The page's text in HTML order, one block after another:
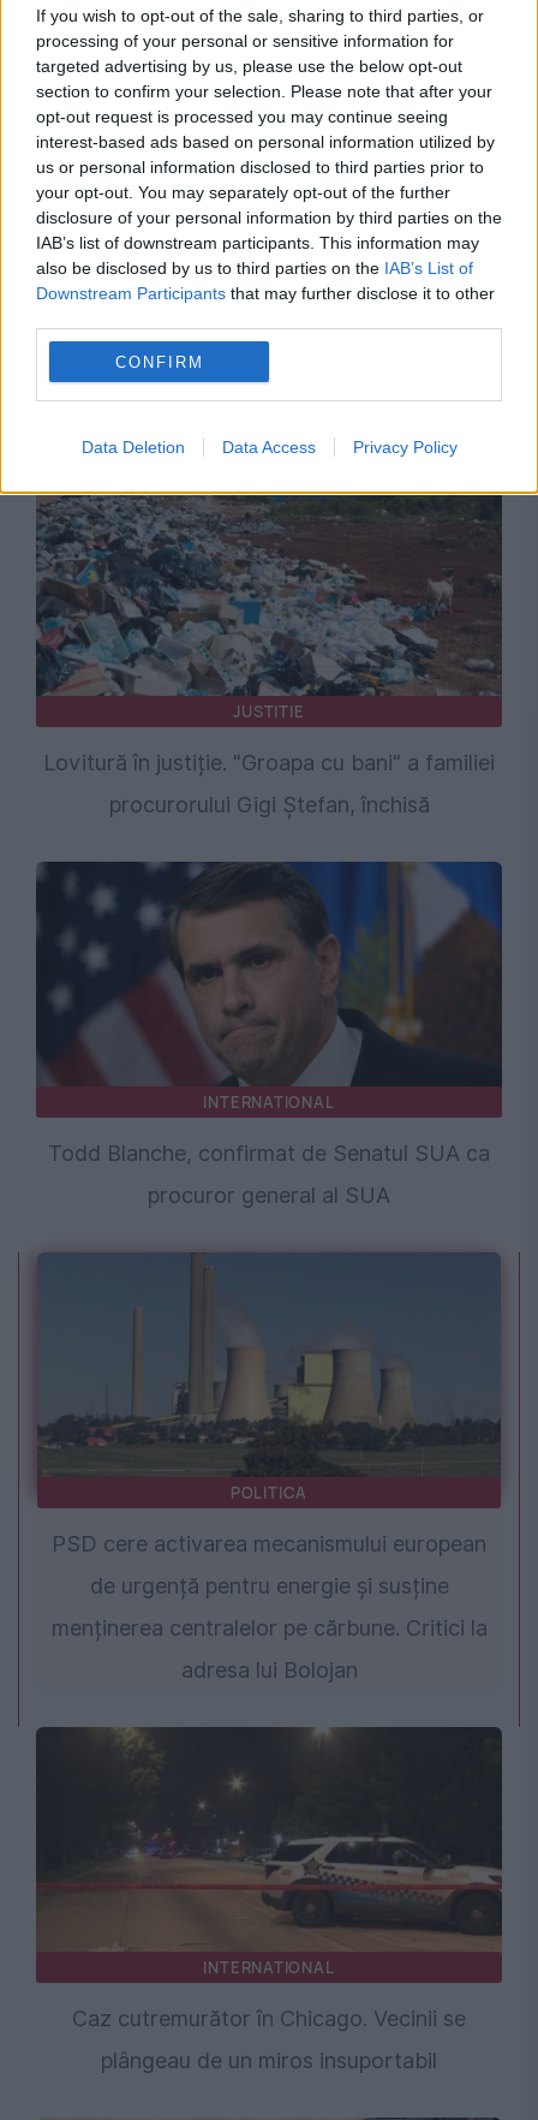
If you wish to opt-out of the sale, sharing to third parties, or
processing of your personal or sensitive information for
targeted advertising by us, please use the below opt-out
section to confirm your selection. Please note that after your
opt-out request is processed you may continue seeing
interest-based ads based on personal information utilized by
us or personal information disclosed to third parties prior to
your opt-out. You may separately opt-out of the further
disclosure of your personal information by third parties on the
IAB’s list of downstream participants. This information may
also be disclosed by us to third parties on the IAB’s List of
Downstream Participants that may further disclose it to other
CONFIRM
Data Deletion Data Access Privacy Policy
Recomandările noastre
JUSTITIE
Lovitură în justiție. "Groapa cu bani" a familiei
procurorului Gigi Ștefan, închisă
INTERNATIONAL
Todd Blanche, confirmat de Senatul SUA ca
procuror general al SUA
POLITICA
PSD cere activarea mecanismului european
de urgență pentru energie și susține
menținerea centralelor pe cărbune. Critici la
adresa lui Bolojan
INTERNATIONAL
Caz cutremurător în Chicago. Vecinii se
plângeau de un miros insuportabil